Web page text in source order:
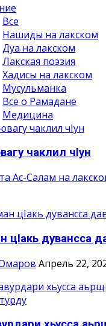
Все
Нашиды на лакском
Дуа на лакском
Лакская поэзия
Хадисы на лакском
Мусульманка
Все о Рамадане
Медицина
чаклил чIун
Ас-Салам на
цIакь дувансса
Апрель 22,